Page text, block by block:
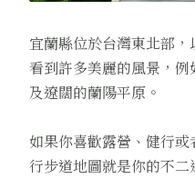
宜蘭縣位於台灣東北部
看到許多美麗的風景，
及遼闊的蘭陽平原。
如果你喜歡露營、健行
行步道地圖就是你的不